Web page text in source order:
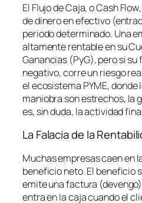
El Flujo de Caja, oCash Flow
de dinero en efectivo
periodo determinado. Una
altamente rentable en su
Ganancias (PyG), pero si su
negativo, corre un riesgo
el ecosistema PYME, donde
maniobra son estrechos, la
es, sin duda, la actividad
La Falacia de la
Muchas empresas caen en
beneficio neto. El beneficio
emite una factura
entra en la caja cuando el